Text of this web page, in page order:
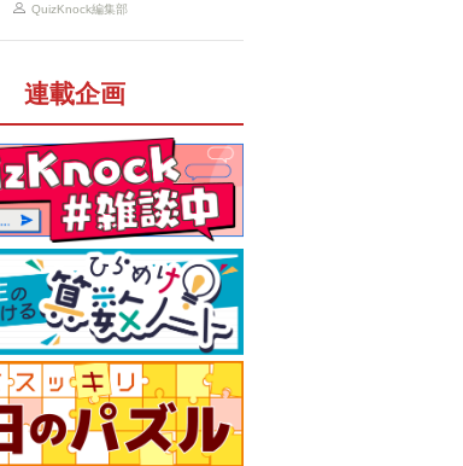
QuizKnock編集部
連載企画